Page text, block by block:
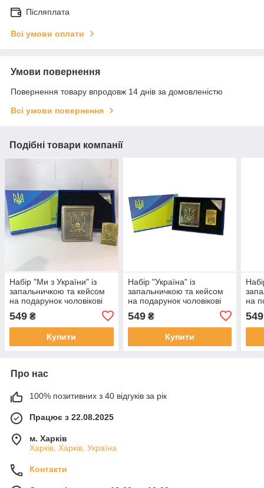
Післяплата
Всі умови оплати
Умови повернення
Повернення товару впродовж 14 днів за домовленістю
Всі умови повернення
Подібні товари компанії
Набір "Ми з України" із
запальничкою та кейсом
на подарунок чоловікові
549 ₴
Купити
Набір "Україна" із
запальничкою та кейсом
на подарунок чоловікові
549₴
Купити
на
549
Про нас
100% позитивних з 40 відгуків за рік
Працює з 22.08.2025
м. Харків
Харків, Харків, Україна
Контакти